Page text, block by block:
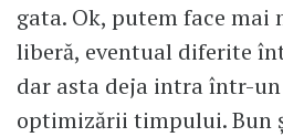
gata. Ok, putem face
liberă, eventual diferite
dar asta deja intra într-
optimizării timpului. Bun